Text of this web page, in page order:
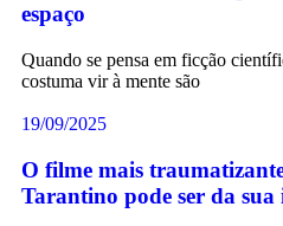
espaço
Quando se pensa em ficção
costuma vir à mente são
19/09/2025
O filme mais
Tarantino pode ser da sua